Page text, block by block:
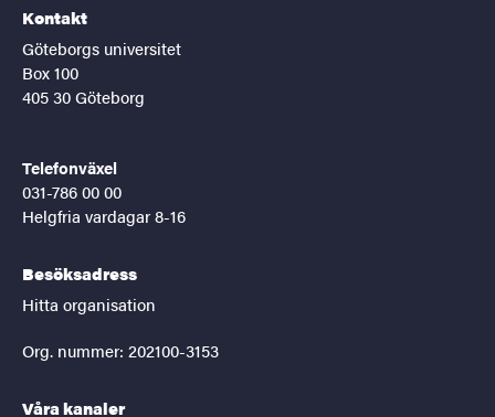
Kontakt
Göteborgs universitet
Box 100
405 30 Göteborg
Telefonväxel
031-786 00 00
Helgfria vardagar 8-16
Besöksadress
Hitta organisation
Org. nummer: 202100-3153
Våra kanaler